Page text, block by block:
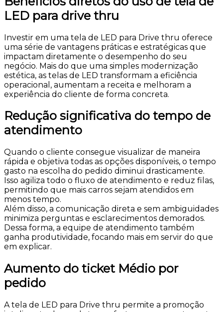
LED para drive thru
Investir em uma tela de LED para Drive thru oferece
uma série de vantagens práticas e estratégicas que
impactam diretamente o desempenho do seu
negócio. Mais do que uma simples modernização
estética, as telas de LED transformam a eficiência
operacional, aumentam a receita e melhoram a
experiência do cliente de forma concreta.
Redução significativa do tempo de
atendimento
Quando o cliente consegue visualizar de maneira
rápida e objetiva todas as opções disponíveis, o tempo
gasto na escolha do pedido diminui drasticamente.
Isso agiliza todo o fluxo de atendimento e reduz filas,
permitindo que mais carros sejam atendidos em
menos tempo.
Além disso, a comunicação direta e sem ambiguidades
minimiza perguntas e esclarecimentos demorados.
Dessa forma, a equipe de atendimento também
ganha produtividade, focando mais em servir do que
em explicar.
Aumento do ticket Médio por
pedido
A tela de LED para Drive thru permite a promoção